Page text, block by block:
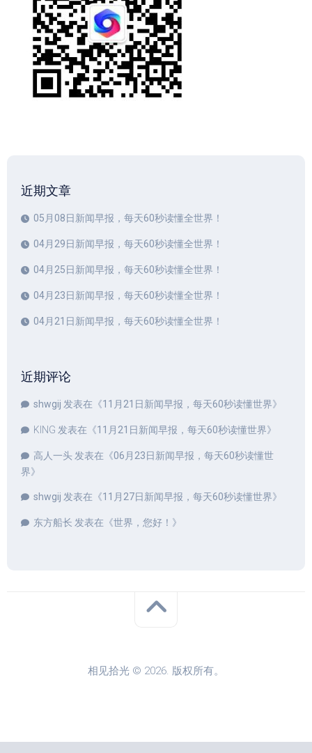
近期文章
05月08日新闻早报，每天60秒读懂全世界！
04月29日新闻早报，每天60秒读懂全世界！
04月25日新闻早报，每天60秒读懂全世界！
04月23日新闻早报，每天60秒读懂全世界！
04月21日新闻早报，每天60秒读懂全世界！
近期评论
shwgij 发表在《11月21日新闻早报，每天60秒读懂世界》
KING 发表在《11月21日新闻早报，每天60秒读懂世界》
高人一头发表在《06月23日新闻早报，每天60秒读懂世
界》
shwgij 发表在《11月27日新闻早报，每天60秒读懂世界》
东方船长 发表在《世界，您好！ 》
相见拾光 © 2026. 版权所有。